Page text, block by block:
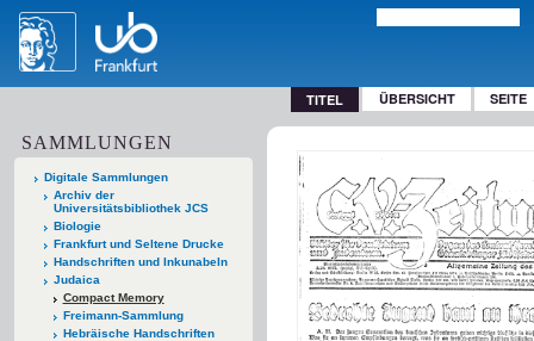
TITEL ÜBERSICHT SEITE
SAMMLUNGEN
Digitale Sammlungen
Archiv der
Universitätsbibliothek JCS
Biologie
Frankfurt und Seltene Drucke
Handschriften und Inkunabeln
Judaica
Compact Memory
Freimann-Sammlung
Hebräische Handschriften